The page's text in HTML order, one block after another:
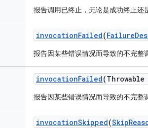
报告调用已终止，无论是成功终止还
invocationFailed(Failure
报告因某些错误情况而导致的不完整
invocationFailed(Throwable
报告因某些错误情况而导致的不完整
invocationSkipped(Skip